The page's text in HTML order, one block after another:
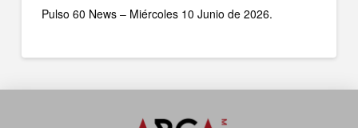
Pulso 60 News – Miércoles 10 Junio de 2026.